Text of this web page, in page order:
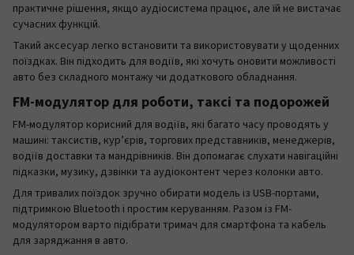
практичне рішення, якщо аудіосистема працює, але їй не вистачає
сучасних функцій.
Такий аксесуар легко встановити та використовувати у щоденних
поїздках. Він підходить для водіїв, які хочуть оновити можливості
авто без складного монтажу чи додаткового обладнання.
FM-модулятор для роботи, таксі та подорожей
FM-модулятор корисний для водіїв, які багато часу проводять у
машині: таксистів, кур’єрів, торгових представників, менеджерів,
водіїв доставки та мандрівників. Він допомагає слухати навігаційні
підказки, музику, дзвінки та аудіоконтент через колонки авто.
Для тривалих поїздок зручно обирати модель із USB-портами,
підтримкою Bluetooth і простим керуванням. Разом із FM-
модулятором варто підібрати тримач для смартфона та кабель
для заряджання в авто.